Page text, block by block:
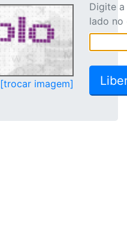
[trocar imagem]
Digite
lado no